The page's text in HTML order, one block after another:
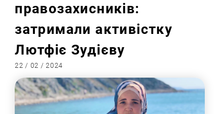
правозахисників:
затримали активістку
Лютфіє Зудієву
22 / 02 / 2024